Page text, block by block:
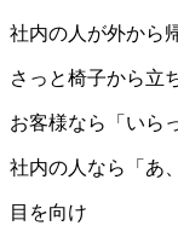
社内の人が外から
さっと椅子から立
お客様なら「いら
社内の人なら「あ
目を向け